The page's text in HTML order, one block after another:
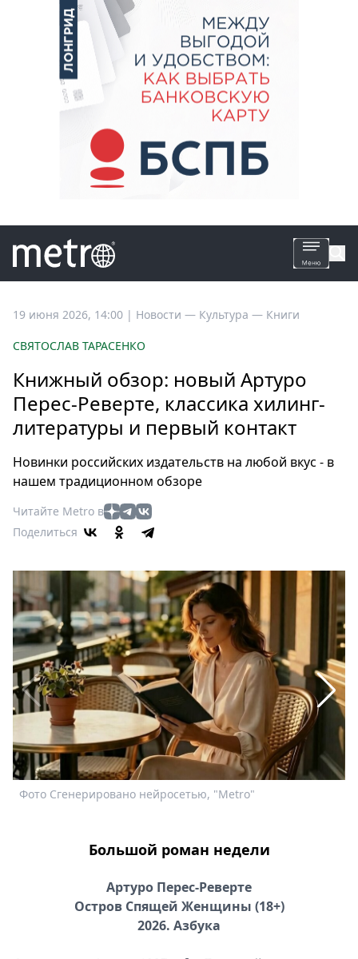
Все
Россия
Мир
Здоровье
Туризм
Мода
Театр
Кино
Книги
Выставки
Пресс-
релизы
О
Metro
Стримы
Спецпроекты
Звезды
Выборы
2026
19 июня 2026, 14:00 | Новости — Культура — Книги
СВЯТОСЛАВ ТАРАСЕНКО
Книжный обзор: новый Артуро
Перес-Реверте, классика хилинг-
литературы и первый контакт
Новинки российских издательств на любой вкус - в
нашем традиционном обзоре
Читайте Metro в
Поделиться
Фото Сгенерировано нейросетью, "Metro"
Большой роман недели
Артуро Перес-Реверте
Остров Спящей Женщины (18+)
2026. Азбука